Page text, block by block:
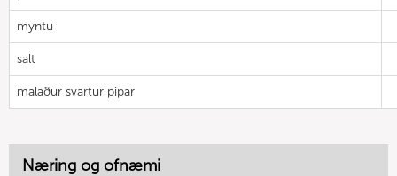
myntu
salt
malaður svartur pipar
Næring og ofnæmi